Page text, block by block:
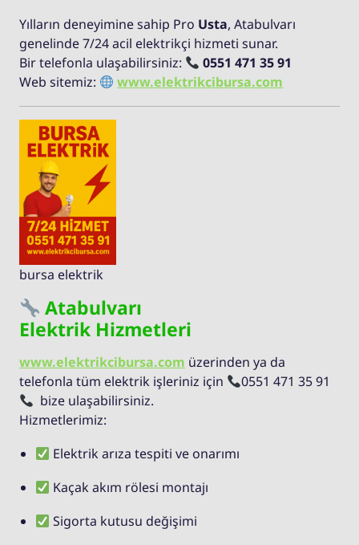
Yılların deneyimine sahip Pro Usta, Atabulvarı
genelinde 7/24 acil elektrikçi hizmeti sunar.
Bir telefonla ulaşabilirsiniz:
0551 471 35 91
Web sitemiz:
www.elektrikcibursa.com
bursa elektrik
Atabulvarı
Elektrik Hizmetleri
www.elektrikcibursa.com üzerinden ya da
telefonla tüm elektrik işleriniz için
0551 471 35 91
bize ulaşabilirsiniz.
Hizmetlerimiz:
Elektrik arıza tespiti ve onarımı
Kaçak akım rölesi montajı
Sigorta kutusu değişimi